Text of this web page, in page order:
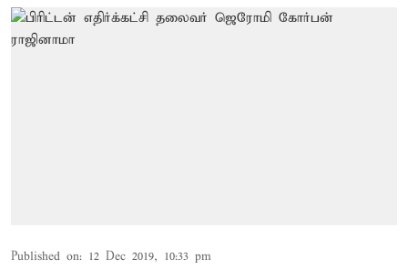
Published on: 12 Dec 2019, 10:33 pm